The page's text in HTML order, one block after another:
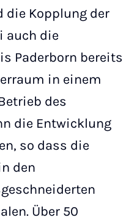
die Kopplung der
auch die
Paderborn bereits
in einem
des
die Entwicklung
so dass die
den
Über 50